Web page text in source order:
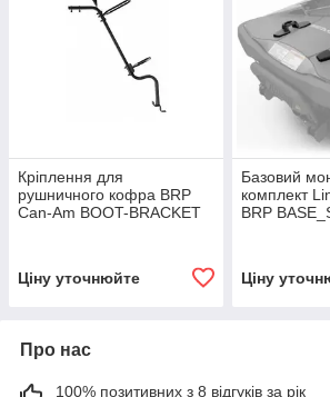
Кріплення для
рушничного кофра BRP
Can-Am BOOT-BRACKET
Ціну уточнюйте
Базовий
комплект
BRP
Ціну
Про нас
100% позитивних з 8 відгуків за рік